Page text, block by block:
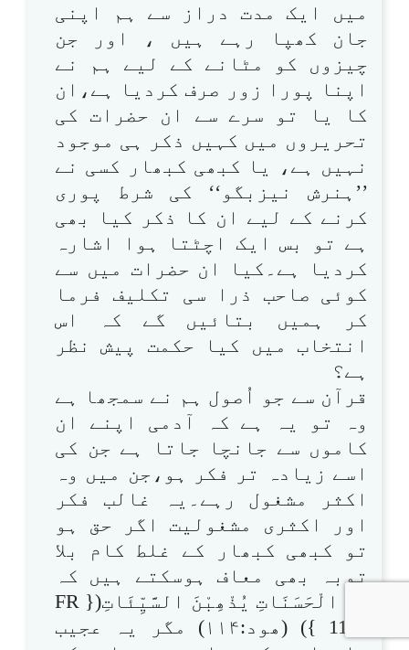
میں ایک مدت دراز سے ہم اپنی
جان کھپا رہے ہیں ، اور جن
چیزوں کو مٹانے کے لیے ہم نے
اپنا پورا زور صرف کردیا ہے،ان
کا یا تو سرے سے ان حضرات کی
تحریروں میں کہیں ذکر ہی موجود
نہیں ہے، یا کبھی کبھار کسی نے
’’ہنرش نیزبگو‘‘ کی شرط پوری
کرنے کے لیے ان کا ذکر کیا بھی
ہے تو بس ایک اچٹتا ہوا اشارہ
کردیا ہے۔کیا ان حضرات میں سے
کوئی صاحب ذرا سی تکلیف فرما
کر ہمیں بتائیں گے کہ اس
انتخاب میں کیا حکمت پیش نظر
ہے؟
قرآن سے جو اُصول ہم نے سمجھا ہے
وہ تو یہ ہے کہ آدمی اپنے ان
کاموں سے جانچا جاتا ہے جن کی
اسے زیادہ تر فکر ہو،جن میں وہ
اکثر مشغول رہے۔یہ غالب فکر
اور اکثری مشغولیت اگر حق ہو
تو کبھی کبھار کے غلط کام بلا
توبہ بھی معاف ہوسکتے ہیں کہ
اِنَّ الْحَسَنَاتِ یُذْھِبْنَ السَّیِّئَاتِ({ FR
1140 }) (ھود:۱۱۴) مگر یہ عجیب